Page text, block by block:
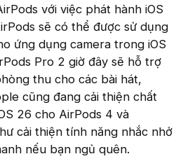
với việc phát hành iOS
sẽ có thể được sử dụng
ứng dụng camera trong iOS
Pro 2 giờ đây sẽ hỗ trợ
thu cho các bài hát,
cũng đang cải thiện chất
26 cho AirPods 4 và
cải thiện tính năng nhắc nhở
nếu bạn ngủ quên.